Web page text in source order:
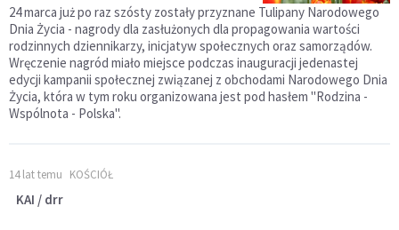
24 marca już po raz szósty zostały przyznane Tulipany Narodowego
Dnia Życia - nagrody dla zasłużonych dla propagowania wartości
rodzinnych dziennikarzy, inicjatyw społecznych oraz samorządów.
Wręczenie nagród miało miejsce podczas inauguracji jedenastej
edycji kampanii społecznej związanej z obchodami Narodowego Dnia
Życia, która w tym roku organizowana jest pod hasłem "Rodzina -
Wspólnota - Polska".
14 lat temu KOŚCIÓŁ
KAI / drr